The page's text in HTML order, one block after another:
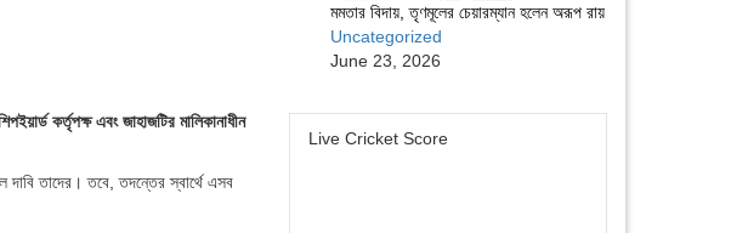
কর্তৃপক্ষ এবং জাহাজটির মালিকানাধীন
দাবি তাদের। তবে, তদন্তের স্বার্থে এসব
মমতার বিদায়, তৃণমূলের চেয়ারম্যান হলেন অরূপ রায়
Uncategorized
June 23, 2026
Live Cricket Score